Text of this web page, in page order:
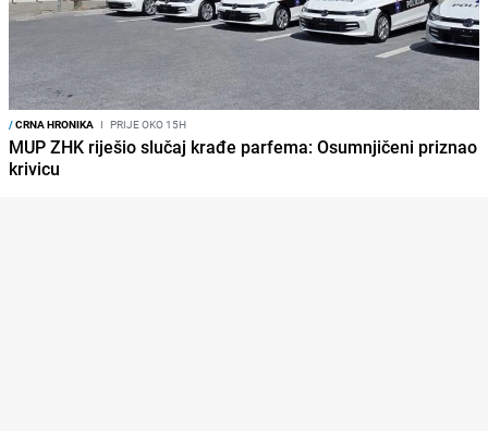
/CRNA HRONIKA I PRIJE OKO 15H
MUP ZHK riješio slučaj krađe parfema: Osumnjičeni priznao
krivicu